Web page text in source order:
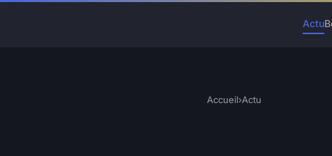
Actu
Accueil›Actu